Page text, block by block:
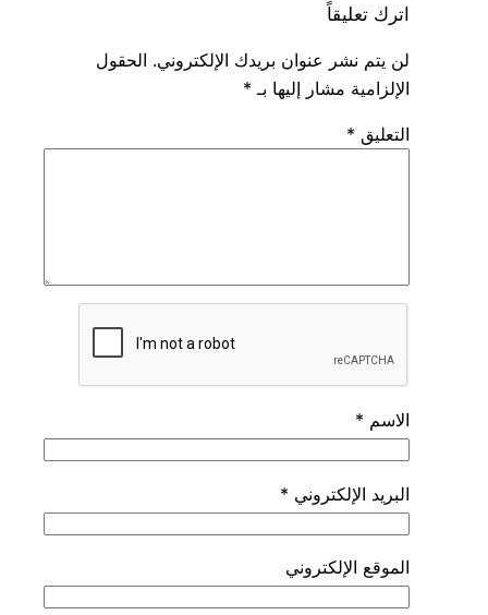
اترك تعليقاً
لن يتم نشر عنوان بريدك الإلكتروني. الحقول
الإلزامية مشار إليها بـ*
التعليق*
الاسم*
البريد الإلكتروني*
الموقع الإلكتروني